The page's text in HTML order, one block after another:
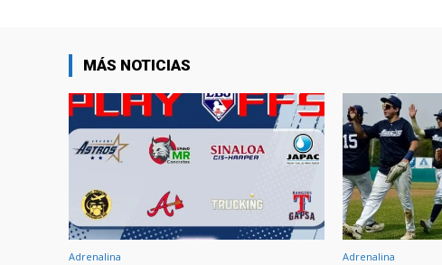
MÁS NOTICIAS
Adrenalina Adrenalina